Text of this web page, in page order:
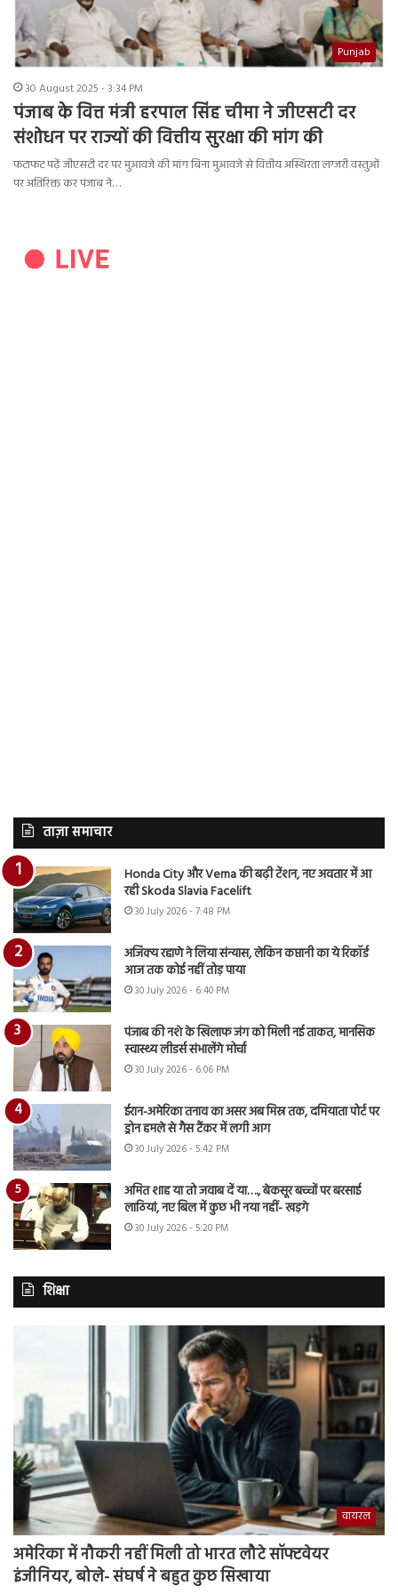
Punjab
30 August 2025 - 3:34 PM
पंजाब के वित्त मंत्री हरपाल सिंह चीमा ने जीएसटी दर
संशोधन पर राज्यों की वित्तीय सुरक्षा की मांग की
फटाफट पढ़ें जीएसटी दर पर मुआवजे की मांग बिना मुआवजे से वित्तीय अस्थिरता लग्जरी वस्तुओं
पर अतिरिक्त कर पंजाब ने…
ताज़ा समाचार
Honda City और Verna की बढ़ी टेंशन, नए अवतार में आ
रही Skoda Slavia Facelift
30 July 2026 - 7:48 PM
अजिंक्य रहाणे ने लिया संन्यास, लेकिन कप्तानी का ये रिकॉर्ड
आज तक कोई नहीं तोड़ पाया
30 July 2026 - 6:40 PM
पंजाब की नशे के खिलाफ जंग को मिली नई ताकत, मानसिक
स्वास्थ्य लीडर्स संभालेंगे मोर्चा
30 July 2026 - 6:06 PM
ईरान-अमेरिका तनाव का असर अब मिस्र तक, दमियाता पोर्ट पर
ड्रोन हमले से गैस टैंकर में लगी आग
30 July 2026 - 5:42 PM
अमित शाह या तो जवाब दें या…., बेकसूर बच्चों पर बरसाई
लाठियां, नए बिल में कुछ भी नया नहीं- खड़गे
30 July 2026 - 5:20 PM
शिक्षा
वायरल
अमेरिका में नौकरी नहीं मिली तो भारत लौटे सॉफ्टवेयर
इंजीनियर, बोले- संघर्ष ने बहुत कुछ सिखाया